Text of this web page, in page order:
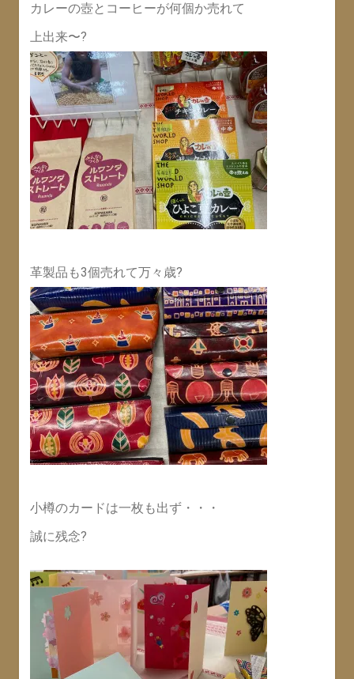
カレーの壺とコーヒーが何個か売れて
上出来〜?
革製品も3個売れて万々歳?
小樽のカードは一枚も出ず・・・
誠に残念?